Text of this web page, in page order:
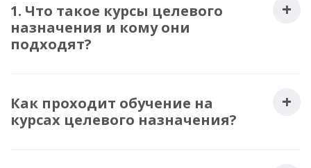
1. Что такое курсы целевого
назначения и кому они
подходят?
Как проходит обучение на
курсах целевого назначения?